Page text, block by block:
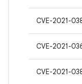
CVE-2021-
CVE-2021-
CVE-2021-